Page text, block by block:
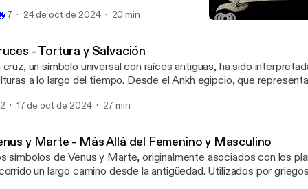
Secreta, Badía explora cómo el cero, inicialmente una
posiciones numéricas, evolucionó en culturas como la
listener [https://omnystudio.com/listener] for
7 24 de oct de 2024 20 min
- Tortura y Salvación
cruz, un símbolo universal con raíces antiguas, ha sido
a lo largo del tiempo. Desde el Ankh egipcio, que
este símbolo refleja la dualidad de vida y muerte, lo terrenal y
la unión de opuestos y resonando en el inconsciente
listener [https://omnystudio.com/listener] for
2 17 de oct de 2024 27 min
y Marte - Más Allá del Femenino y Masculino
símbolos de Venus y Marte, originalmente asociados con los
un largo camino desde la antigüedad. Utilizados por